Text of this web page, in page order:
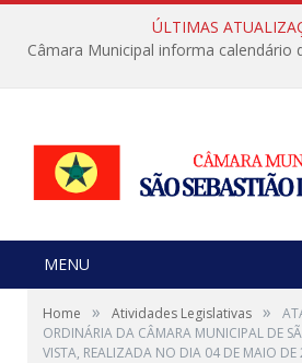
ÚLTIMAS
MENU
Home » Atividades Legislativas »
ORDINÁRIA DA CÂMARA MUNICIPAL DE
VISTA, REALIZADA NO DIA 04 DE MAIO